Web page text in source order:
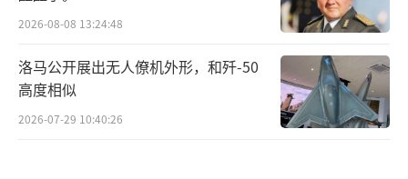
2026-08-08 13:24:48
洛马公开展出无人僚机外形，和歼-50
高度相似
2026-07-29 10:40:26